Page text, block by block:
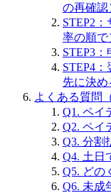
の再確認
STEP2
率の順で
STEP3
STEP4
先に決め
よくある質問
Q1. ペイ
Q2. ペイ
Q3. 分割
Q4. 土日
Q5. どの
Q6. 未成